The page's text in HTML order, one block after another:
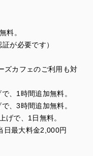
料。
が必要です）
ズカフェのご利用も対
、 1 時間追加無料。
で、3時間追加無料。
げで、 1 日無料。
日最大料金2 ,000円